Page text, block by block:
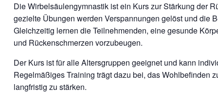
Die Wirbelsäulengymnastik ist ein Kurs zur Stärkung der
gezielte Übungen werden Verspannungen gelöst und die
Gleichzeitig lernen die Teilnehmenden, eine gesunde
und Rückenschmerzen vorzubeugen.
Der Kurs ist für alle Altersgruppen geeignet und kann
Regelmäßiges Training trägt dazu bei, das Wohlbefinden
langfristig zu stärken.